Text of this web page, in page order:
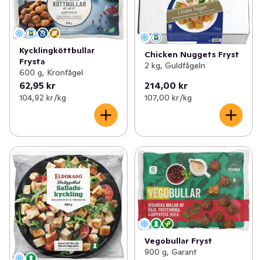
Kycklingköttbullar
Frysta
600 g, Kronfågel
62,95 kr
104,92 kr /kg
Chicken Nuggets Fryst
2 kg, Guldfågeln
214,00 kr
107,00 kr /kg
Vegobullar Fryst
900 g, Garant